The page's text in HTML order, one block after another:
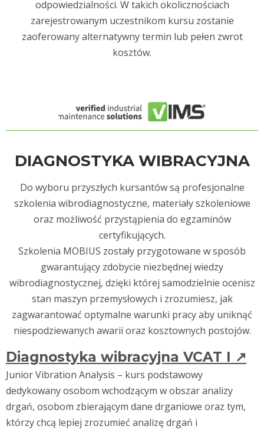
odpowiedzialności. W takich okolicznościach
zarejestrowanym uczestnikom kursu zostanie
zaoferowany alternatywny termin lub pełen zwrot
kosztów.
DIAGNOSTYKA WIBRACYJNA
Do wyboru przyszłych kursantów są profesjonalne
szkolenia wibrodiagnostyczne, materiały szkoleniowe
oraz możliwość przystąpienia do egzaminów
certyfikujących.
Szkolenia MOBIUS zostały przygotowane w sposób
gwarantujący zdobycie niezbędnej wiedzy
wibrodiagnostycznej, dzięki której samodzielnie ocenisz
stan maszyn przemysłowych i zrozumiesz, jak
zagwarantować optymalne warunki pracy aby uniknąć
niespodziewanych awarii oraz kosztownych postojów.
Diagnostyka wibracyjna VCAT I ↗
Junior Vibration Analysis – kurs podstawowy
dedykowany osobom wchodzącym w obszar analizy
drgań, osobom zbierającym dane drganiowe oraz tym,
którzy chcą lepiej zrozumieć analizę drgań i